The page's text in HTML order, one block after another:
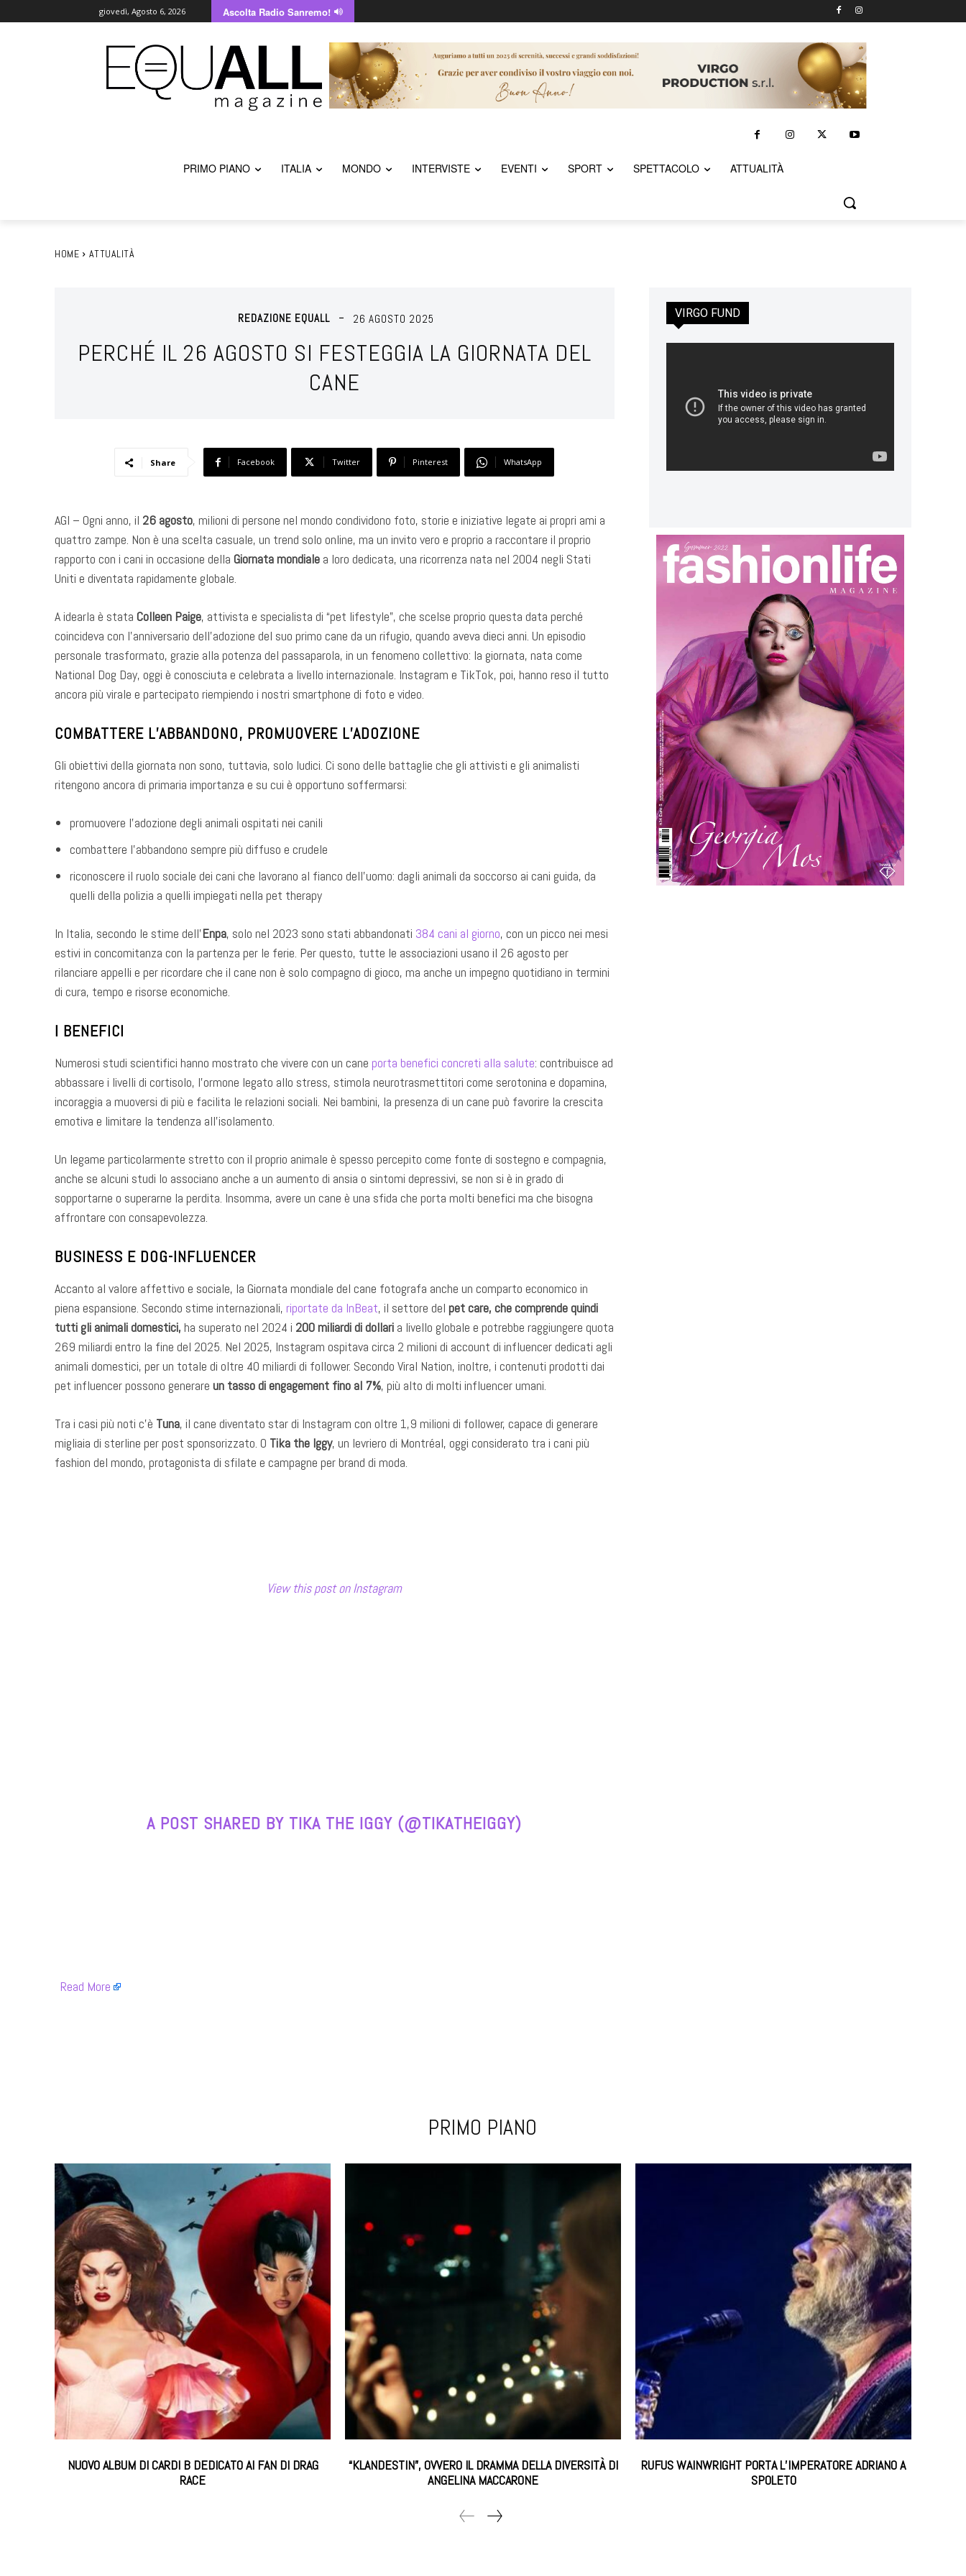
giovedì, Agosto 6, 2026 Ascolta Radio Sanremo!
PRIMO PIANO ITALIA MONDO INTERVISTE EVENTI SPORT SPETTACOLO ATTUALITÀ
HOME ATTUALITÀ
REDAZIONE EQUALL 26 AGOSTO 2025
PERCHÉ IL 26 AGOSTO SI FESTEGGIA LA GIORNATA DEL
CANE
Share Facebook Twitter Pinterest WhatsApp
AGI – Ogni anno, il 26 agosto, milioni di persone nel mondo condividono foto, storie e iniziative legate ai propri ami a
quattro zampe. Non è una scelta casuale, un trend solo online, ma un invito vero e proprio a raccontare il proprio
rapporto con i cani in occasione della Giornata mondiale a loro dedicata, una ricorrenza nata nel 2004 negli Stati
Uniti e diventata rapidamente globale.
A idearla è stata Colleen Paige, attivista e specialista di “pet lifestyle”, che scelse proprio questa data perché
coincideva con l’anniversario dell’adozione del suo primo cane da un rifugio, quando aveva dieci anni. Un episodio
personale trasformato, grazie alla potenza del passaparola, in un fenomeno collettivo: la giornata, nata come
National Dog Day, oggi è conosciuta e celebrata a livello internazionale. Instagram e TikTok, poi, hanno reso il tutto
ancora più virale e partecipato riempiendo i nostri smartphone di foto e video.
COMBATTERE L’ABBANDONO, PROMUOVERE L’ADOZIONE
Gli obiettivi della giornata non sono, tuttavia, solo ludici. Ci sono delle battaglie che gli attivisti e gli animalisti
ritengono ancora di primaria importanza e su cui è opportuno soffermarsi:
promuovere l’adozione degli animali ospitati nei canili
combattere l’abbandono sempre più diffuso e crudele
riconoscere il ruolo sociale dei cani che lavorano al fianco dell’uomo: dagli animali da soccorso ai cani guida, da
quelli della polizia a quelli impiegati nella pet therapy
In Italia, secondo le stime dell’Enpa, solo nel 2023 sono stati abbandonati 384 cani al giorno, con un picco nei mesi
estivi in concomitanza con la partenza per le ferie. Per questo, tutte le associazioni usano il 26 agosto per
rilanciare appelli e per ricordare che il cane non è solo compagno di gioco, ma anche un impegno quotidiano in termini
di cura, tempo e risorse economiche.
I BENEFICI
Numerosi studi scientifici hanno mostrato che vivere con un cane porta benefici concreti alla salute: contribuisce ad
abbassare i livelli di cortisolo, l’ormone legato allo stress, stimola neurotrasmettitori come serotonina e dopamina,
incoraggia a muoversi di più e facilita le relazioni sociali. Nei bambini, la presenza di un cane può favorire la crescita
emotiva e limitare la tendenza all’isolamento.
Un legame particolarmente stretto con il proprio animale è spesso percepito come fonte di sostegno e compagnia,
anche se alcuni studi lo associano anche a un aumento di ansia o sintomi depressivi, se non si è in grado di
sopportarne o superarne la perdita. Insomma, avere un cane è una sfida che porta molti benefici ma che bisogna
affrontare con consapevolezza.
BUSINESS E DOG-INFLUENCER
Accanto al valore affettivo e sociale, la Giornata mondiale del cane fotografa anche un comparto economico in
piena espansione. Secondo stime internazionali, riportate da InBeat, il settore del pet care, che comprende quindi
tutti gli animali domestici, ha superato nel 2024 i 200 miliardi di dollari a livello globale e potrebbe raggiungere quota
269 miliardi entro la fine del 2025. Nel 2025, Instagram ospitava circa 2 milioni di account di influencer dedicati agli
animali domestici, per un totale di oltre 40 miliardi di follower. Secondo Viral Nation, inoltre, i contenuti prodotti dai
pet influencer possono generare un tasso di engagement fino al 7%, più alto di molti influencer umani.
Tra i casi più noti c’è Tuna, il cane diventato star di Instagram con oltre 1,9 milioni di follower, capace di generare
migliaia di sterline per post sponsorizzato. O Tika the Iggy, un levriero di Montréal, oggi considerato tra i cani più
fashion del mondo, protagonista di sfilate e campagne per brand di moda.
View this post on Instagram
A POST SHARED BY TIKA THE IGGY (@TIKATHEIGGY)
Read More
VIRGO FUND
PRIMO PIANO
NUOVO ALBUM DI CARDI B DEDICATO AI FAN DI DRAG
RACE
“KLANDESTIN”, OVVERO IL DRAMMA DELLA DIVERSITÀ DI
ANGELINA MACCARONE
RUFUS WAINWRIGHT PORTA L’IMPERATORE ADRIANO A
SPOLETO